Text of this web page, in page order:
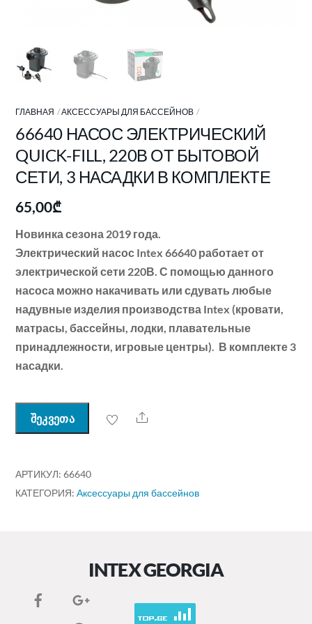
ГЛАВНАЯ АКСЕССУАРЫ ДЛЯ БАССЕЙНОВ
66640 НАСОС ЭЛЕКТРИЧЕСКИЙ
QUICK-FILL, 220В ОТ БЫТОВОЙ
СЕТИ, 3 НАСАДКИ В КОМПЛЕКТЕ
65,00₾
Новинка сезона 2019 года.
Электрический насос Intex 66640 работает от
электрической сети 220В. С помощью данного
насоса можно накачивать или сдувать любые
надувные изделия производства Intex (кровати,
матрасы, бассейны, лодки, плавательные
принадлежности, игровые центры). В комплекте 3
насадки.
შეკვეთა Share
АРТИКУЛ:66640
КАТЕГОРИЯ:Аксессуары для бассейнов
INTEX GEORGIA